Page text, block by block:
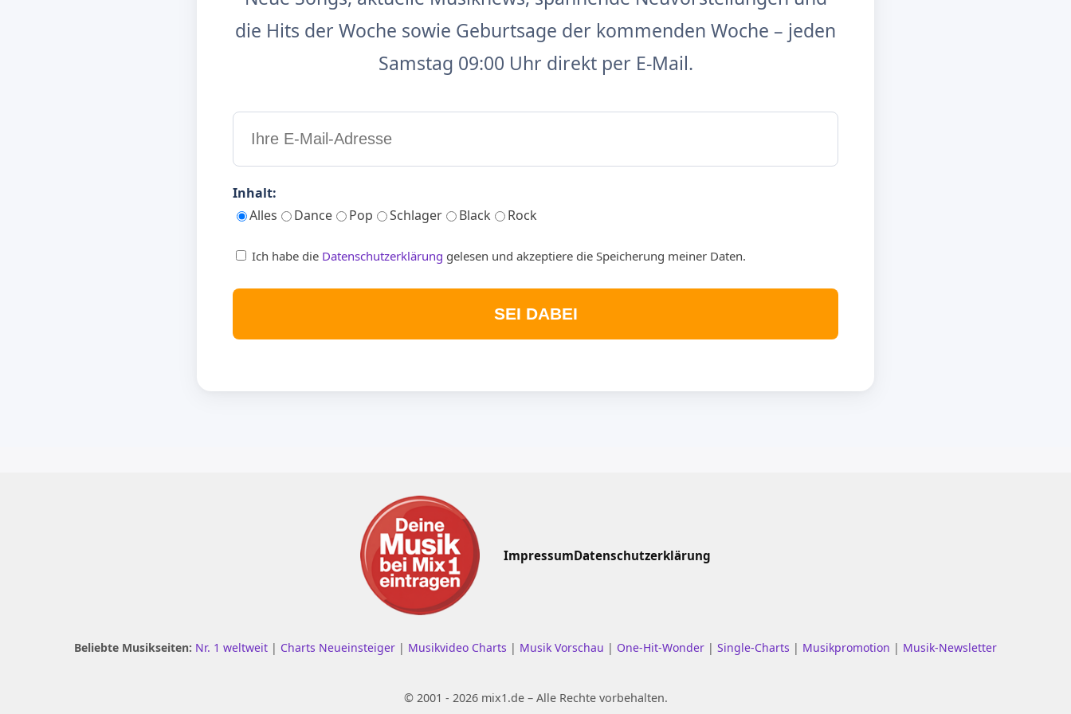
die Hits der Woche sowie Geburtsage der kommenden Woche – jeden
Samstag 09:00 Uhr direkt per E-Mail.
Inhalt:
Alles
Dance Pop Schlager Black Rock
Ich habe die Datenschutzerklärung gelesen und akzeptiere die Speicherung meiner Daten.
SEI DABEI
ImpressumDatenschutzerklärung
Beliebte Musikseiten: Nr. 1 weltweit | Charts Neueinsteiger | Musikvideo Charts | Musik Vorschau | One-Hit-Wonder | Single-Charts | Musikpromotion | Musik-Newsletter
© 2001 - 2026 mix1.de – Alle Rechte vorbehalten.